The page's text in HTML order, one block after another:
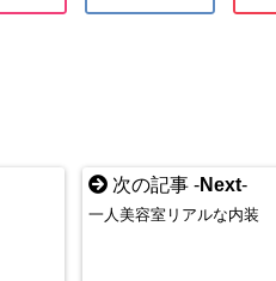
次の記事 -Next-
一人美容室リアルな内装